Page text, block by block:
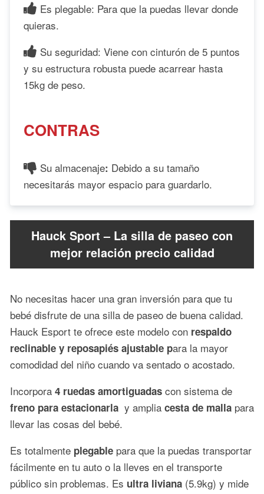
Es plegable: Para que la puedas llevar donde
quieras.
Su seguridad: Viene con cinturón de 5 puntos
y su estructura robusta puede acarrear hasta
15kg de peso.
CONTRAS
Su almacenaje: Debido a su tamaño
necesitarás mayor espacio para guardarlo.
Hauck Sport – La silla de paseo con
mejor relación precio calidad
No necesitas hacer una gran inversión para que tu
bebé disfrute de una silla de paseo de buena calidad.
Hauck Esport te ofrece este modelo con respaldo
reclinable y reposapiés ajustable para la mayor
comodidad del niño cuando va sentado o acostado.
Incorpora 4 ruedas amortiguadas con sistema de
freno para estacionarla y amplia cesta de malla para
llevar las cosas del bebé.
Es totalmente plegable para que la puedas transportar
fácilmente en tu auto o la lleves en el transporte
público sin problemas. Es ultra liviana (5.9kg) y mide